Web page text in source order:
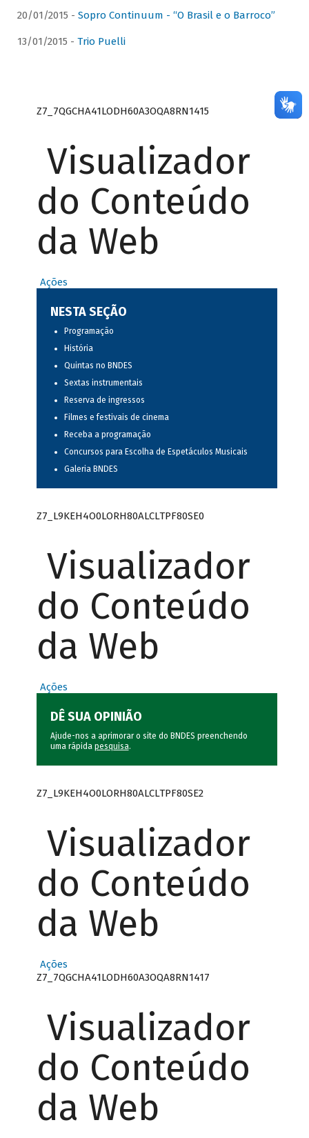
20/01/2015 - Sopro Continuum - “O Brasil e o Barroco”
13/01/2015 - Trio Puelli
Z7_7QGCHA41LODH60A3OQA8RN1415
Visualizador
do Conteúdo
da Web
Ações
NESTA SEÇÃO
Programação
História
Quintas no BNDES
Sextas instrumentais
Reserva de ingressos
Filmes e festivais de cinema
Receba a programação
Concursos para Escolha de Espetáculos Musicais
Galeria BNDES
Z7_L9KEH4O0LORH80ALCLTPF80SE0
Visualizador
do Conteúdo
da Web
Ações
DÊ SUA OPINIÃO
Ajude-nos a aprimorar o site do BNDES preenchendo
uma rápida pesquisa.
Z7_L9KEH4O0LORH80ALCLTPF80SE2
Visualizador
do Conteúdo
da Web
Ações
Z7_7QGCHA41LODH60A3OQA8RN1417
Visualizador
do Conteúdo
da Web